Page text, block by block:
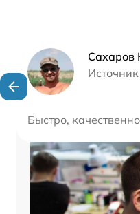
Сахаров
Источник
Быстро,
Наши